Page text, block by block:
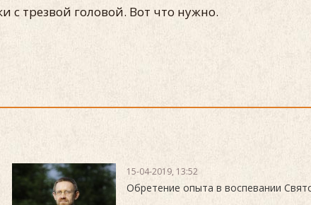
с трезвой головой. Вот что нужно.
15-04-2019, 13:52
Обретение опыта в воспевании